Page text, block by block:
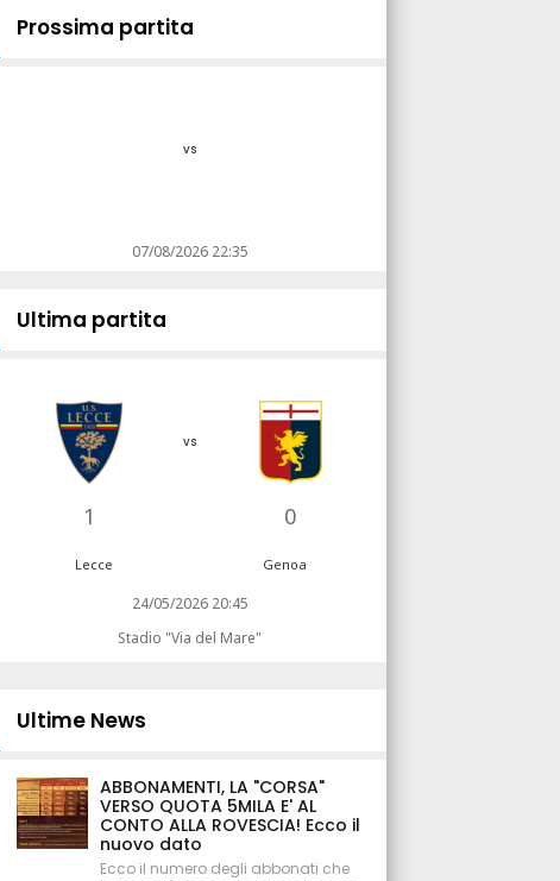
Prossima partita
vs
07/08/2026 22:35
Ultima partita
1
vs
0
Lecce Genoa
24/05/2026 20:45
Stadio "Via del Mare"
Ultime News
ABBONAMENTI, LA "CORSA"
VERSO QUOTA 5MILA E' AL
CONTO ALLA ROVESCIA! Ecco il
nuovo dato
Ecco il numero degli abbonati che